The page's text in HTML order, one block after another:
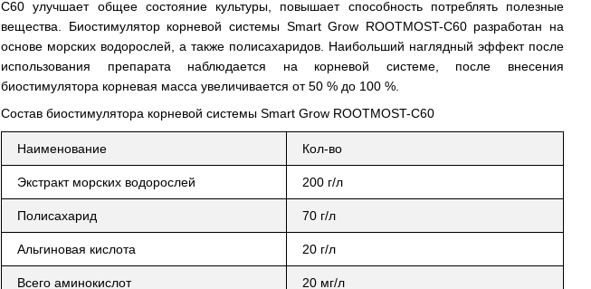
С60 улучшает общее состояние культуры, повышает способность потреблять полезные
вещества. Биостимулятор корневой системы Smart Grow ROOTMOST-С60 разработан на
основе морских водорослей, а также полисахаридов. Наибольший наглядный эффект после
использования препарата наблюдается на корневой системе, после внесения
биостимулятора корневая масса увеличивается от 50 % до 100 %.
Состав биостимулятора корневой системы Smart Grow ROOTMOST-С60
Наименование Кол-во
Экстракт морских водорослей 200 г/л
Полисахарид 70 г/л
Альгиновая кислота 20 г/л
Всего аминокислот 20 мг/л